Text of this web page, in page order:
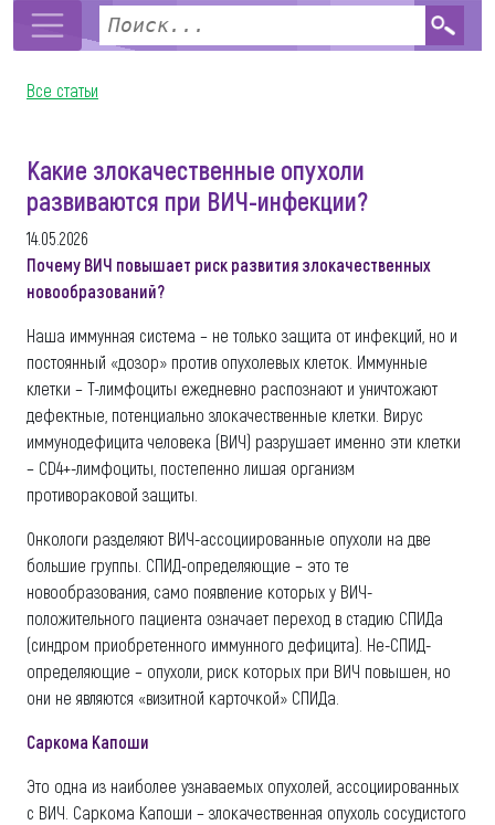
Все статьи
Какие злокачественные опухоли
развиваются при ВИЧ-инфекции?
14.05.2026
Почему ВИЧ повышает риск развития злокачественных
новообразований?
Наша иммунная система – не только защита от инфекций, но и
постоянный «дозор» против опухолевых клеток. Иммунные
клетки – Т-лимфоциты ежедневно распознают и уничтожают
дефектные, потенциально злокачественные клетки. Вирус
иммунодефицита человека (ВИЧ) разрушает именно эти клетки
– CD4+-лимфоциты, постепенно лишая организм
противораковой защиты.
Онкологи разделяют ВИЧ-ассоциированные опухоли на две
большие группы. СПИД-определяющие – это те
новообразования, само появление которых у ВИЧ-
положительного пациента означает переход в стадию СПИДа
(синдром приобретенного иммунного дефицита). Не-СПИД-
определяющие – опухоли, риск которых при ВИЧ повышен, но
они не являются «визитной карточкой» СПИДа.
Саркома Капоши
Это одна из наиболее узнаваемых опухолей, ассоциированных
с ВИЧ. Саркома Капоши – злокачественная опухоль сосудистого